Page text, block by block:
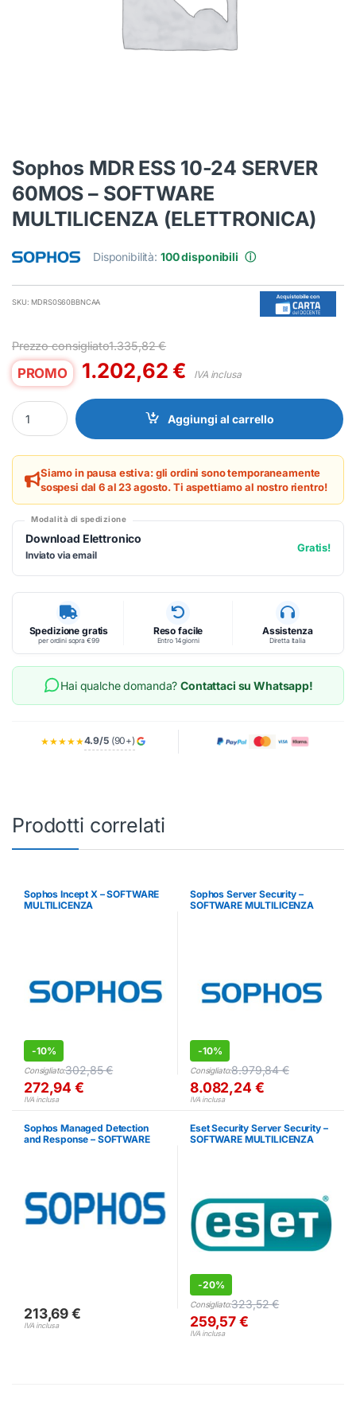
Sophos MDR ESS 10-24 SERVER
60MOS – SOFTWARE
MULTILICENZA (ELETTRONICA)
Disponibilità: 100 disponibili ⓘ
SKU: MDRS0S60BBNCAA
Prezzo consigliato1.335,82€
PROMO 1.202,62€ IVA inclusa
Sophos MDR ESS 10-24 SERVER 60MOS - SOFTWARE
Aggiungi al carrello
Siamo in pausa estiva: gli ordini sono temporaneamente
sospesi dal 6 al 23 agosto. Ti aspettiamo al nostro rientro!
Modalità di spedizione
Download Elettronico
Inviato via email
Gratis!
Spedizione gratis
per ordini sopra €99
Reso facile
Entro 14 giorni
Assistenza
Diretta Italia
Hai qualche domanda?Contattaci su Whatsapp!
★★★★★4.9/5(90+)
Prodotti correlati
Sophos Incept X – SOFTWARE
MULTILICENZA
-10%
Consigliato:302,85€
272,94€
IVA inclusa
Sophos Server Security –
SOFTWARE MULTILICENZA
-10%
Consigliato:8.979,84€
8.082,24 €
IVA inclusa
Sophos Managed Detection
and Response – SOFTWARE
213,69€
IVA inclusa
Eset Security Server Security –
SOFTWARE MULTILICENZA
-20%
Consigliato:323,52€
259,57€
IVA inclusa